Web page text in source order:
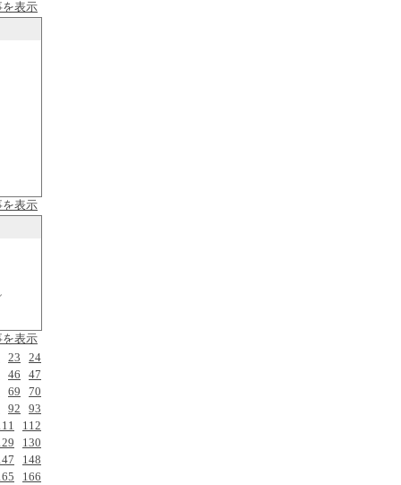
を表示
を表示
を表示
23
24
46
47
69
70
92
93
112
130
148
166